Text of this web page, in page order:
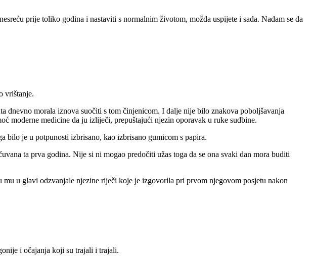
prije toliko godina i nastaviti s normalnim životom, možda uspijete i sada. Nadam se da
vrištanje.
morala iznova suočiti s tom činjenicom. I dalje nije bilo znakova poboljšavanja
moderne medicine da ju izliječi, prepuštajući njezin oporavak u ruke sudbine.
bilo je u potpunosti izbrisano, kao izbrisano gumicom s papira.
ta prva godina. Nije si ni mogao predočiti užas toga da se ona svaki dan mora buditi
mu u glavi odzvanjale njezine riječi koje je izgovorila pri prvom njegovom posjetu nakon
i očajanja koji su trajali i trajali.